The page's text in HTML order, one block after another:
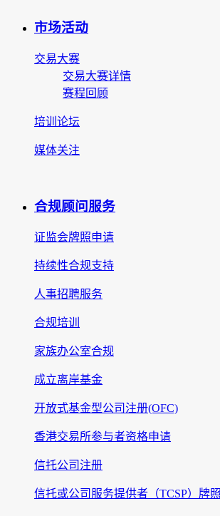
市场活动
交易大赛
交易大赛详情
赛程回顾
培训论坛
媒体关注
合规顾问服务
证监会牌照申请
持续性合规支持
人事招聘服务
合规培训
家族办公室合规
成立离岸基金
开放式基金型公司注册(OFC)
香港交易所参与者资格申请
信托公司注册
信托或公司服务提供者（TCSP）牌